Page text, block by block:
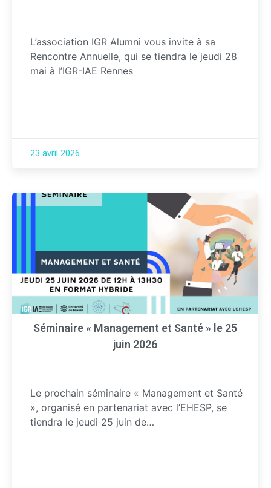
L’association IGR Alumni vous invite à sa
Rencontre Annuelle, qui se tiendra le jeudi 28
mai à l’IGR-IAE Rennes
23 avril 2026
Séminaire « Management et Santé » le 25
juin 2026
Le prochain séminaire « Management et Santé
», organisé en partenariat avec l’EHESP, se
tiendra le jeudi 25 juin de…